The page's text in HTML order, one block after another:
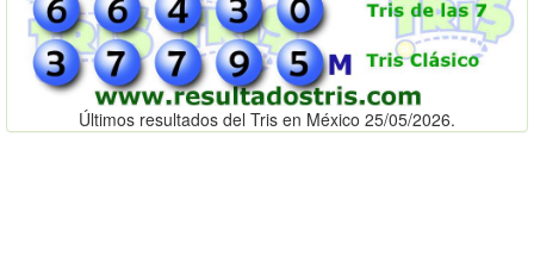
Últimos resultados del Tris en México 25/05/2026.